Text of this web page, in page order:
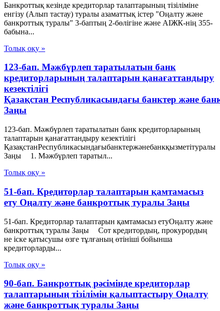
Банкроттық кезінде кредиторлар талаптарының тізіліміне
енгізу (Алып тастау) туралы азаматтық істер "Оңалту және
банкроттық туралы" 3-баптың 2-бөлігіне және АІЖК-нің 355-
бабына...
Толық оқу »
123-бап. Мәжбүрлеп таратылатын банк
кредиторларының талаптарын қанағаттандыру
кезектілігі
Қазақстан Республикасындағы банктер және
Заңы
123-бап. Мәжбүрлеп таратылатын банк кредиторларының
талаптарын қанағаттандыру кезектілігі
ҚазақстанРеспубликасындағыбанктержәнебанкқызметітуралы
Заңы 1. Мәжбүрлеп таратыл...
Толық оқу »
51-бап. Кредиторлар талаптарын қамтамасыз
ету Оңалту және банкроттық туралы Заңы
51-бап. Кредиторлар талаптарын қамтамасыз етуОңалту және
банкроттық туралы Заңы Сот кредитордың, прокурордың
не iске қатысушы өзге тұлғаның өтiнiшi бойынша
кредиторларды...
Толық оқу »
90-бап. Банкроттық рәсімінде кредиторлар
талаптарының тізілімін қалыптастыру Оңалту
және банкроттық туралы Заңы